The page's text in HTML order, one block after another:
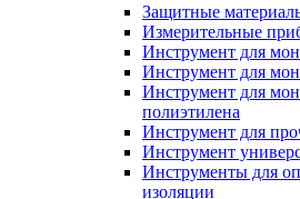
Защитные
Измерительные
Инструмент для
Инструмент для
Инструмент для
полиэтилена
Инструмент для
Инструмент
Инструменты для
изоляции